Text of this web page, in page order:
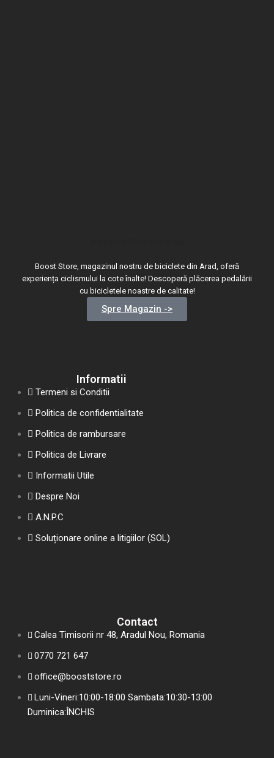
Boost Store, magazinul nostru de biciclete din Arad, oferă
experiența ciclismului la cote înalte! Descoperă plăcerea pedalării
cu bicicletele noastre de calitate!
Spre Magazin ->
Informatii
Termeni si Conditii
Politica de confidentialitate
Politica de rambursare
Politica de Livrare
Informatii Utile
Despre Noi
A.N.P.C
Soluționare online a litigiilor (SOL)
Contact
Calea Timisorii nr 48, Aradul Nou, Romania
0770 721 647
office@booststore.ro
Luni-Vineri:10:00-18:00 Sambata:10:30-13:00
Duminica:ÎNCHIS